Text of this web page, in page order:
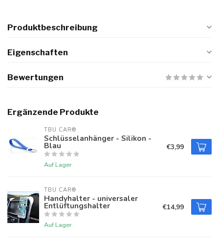
Produktbeschreibung
Eigenschaften
Bewertungen
Ergänzende Produkte
TBU CAR®
Schlüsselanhänger - Silikon -
Blau
Auf Lager
€3,99
TBU CAR®
Handyhalter - universaler
Entlüftungshalter
Auf Lager
€14,99